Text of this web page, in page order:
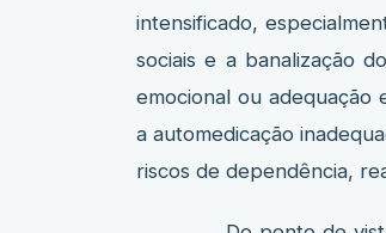
intensificado,
sociais e a banalização
emocional ou adequação
a automedicação
riscos de dependência,